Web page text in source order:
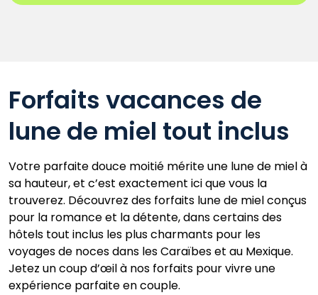
Forfaits vacances de
lune de miel tout inclus
Votre parfaite douce moitié mérite une lune de miel à
sa hauteur, et c’est exactement ici que vous la
trouverez. Découvrez des forfaits lune de miel conçus
pour la romance et la détente, dans certains des
hôtels tout inclus les plus charmants pour les
voyages de noces dans les Caraïbes et au Mexique.
Jetez un coup d’œil à nos forfaits pour vivre une
expérience parfaite en couple.